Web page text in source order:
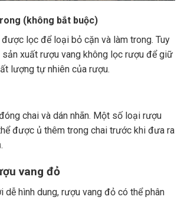
(không bắt buộc)
được lọc để loại bỏ cặn và làm trong. Tuy
sản xuất rượu vang không lọc rượu để giữ
lượng tự nhiên của rượu.
chai và dán nhãn. Một số loại rượu
được ủ thêm trong chai trước khi đưa ra
vang đỏ
hình dung, rượu vang đỏ có thể phân